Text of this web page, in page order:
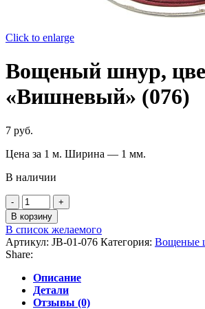
Click to enlarge
Вощеный шнур,
«Вишневый» (076)
7 руб.
Цена за 1 м. Ширина — 1 мм.
В наличии
Количество
товара
Вощеный
шнур,
цвет
"Вишневый"
(076)
В корзину
В список желаемого
Артикул: JB-01-076 Категория: Вощеные
Share:
Описание
Детали
Отзывы (0)